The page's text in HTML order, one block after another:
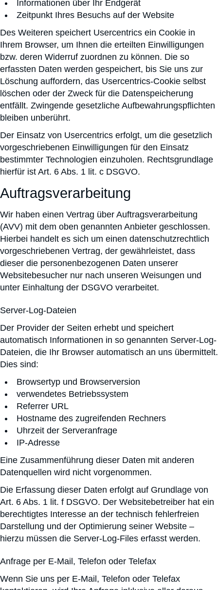
Informationen über Ihr Endgerät
Zeitpunkt Ihres Besuchs auf der Website
Des Weiteren speichert Usercentrics ein Cookie in
Ihrem Browser, um Ihnen die erteilten Einwilligungen
bzw. deren Widerruf zuordnen zu können. Die so
erfassten Daten werden gespeichert, bis Sie uns zur
Löschung auffordern, das Usercentrics-Cookie selbst
löschen oder der Zweck für die Datenspeicherung
entfällt. Zwingende gesetzliche Aufbewahrungspflichten
bleiben unberührt.
Der Einsatz von Usercentrics erfolgt, um die gesetzlich
vorgeschriebenen Einwilligungen für den Einsatz
bestimmter Technologien einzuholen. Rechtsgrundlage
hierfür ist Art. 6 Abs. 1 lit. c DSGVO.
Auftragsverarbeitung
Wir haben einen Vertrag über Auftragsverarbeitung
(AVV) mit dem oben genannten Anbieter geschlossen.
Hierbei handelt es sich um einen datenschutzrechtlich
vorgeschriebenen Vertrag, der gewährleistet, dass
dieser die personenbezogenen Daten unserer
Websitebesucher nur nach unseren Weisungen und
unter Einhaltung der DSGVO verarbeitet.
Server-Log-Dateien
Der Provider der Seiten erhebt und speichert
automatisch Informationen in so genannten Server-Log-
Dateien, die Ihr Browser automatisch an uns übermittelt.
Dies sind:
Browsertyp und Browserversion
verwendetes Betriebssystem
Referrer URL
Hostname des zugreifenden Rechners
Uhrzeit der Serveranfrage
IP-Adresse
Eine Zusammenführung dieser Daten mit anderen
Datenquellen wird nicht vorgenommen.
Die Erfassung dieser Daten erfolgt auf Grundlage von
Art. 6 Abs. 1 lit. f DSGVO. Der Websitebetreiber hat ein
berechtigtes Interesse an der technisch fehlerfreien
Darstellung und der Optimierung seiner Website –
hierzu müssen die Server-Log-Files erfasst werden.
Anfrage per E-Mail, Telefon oder Telefax
Wenn Sie uns per E-Mail, Telefon oder Telefax